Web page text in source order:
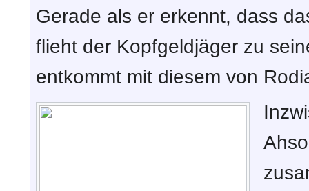
Gerade als er erkennt, dass
flieht der Kopfgeldjäger zu
entkommt mit diesem von